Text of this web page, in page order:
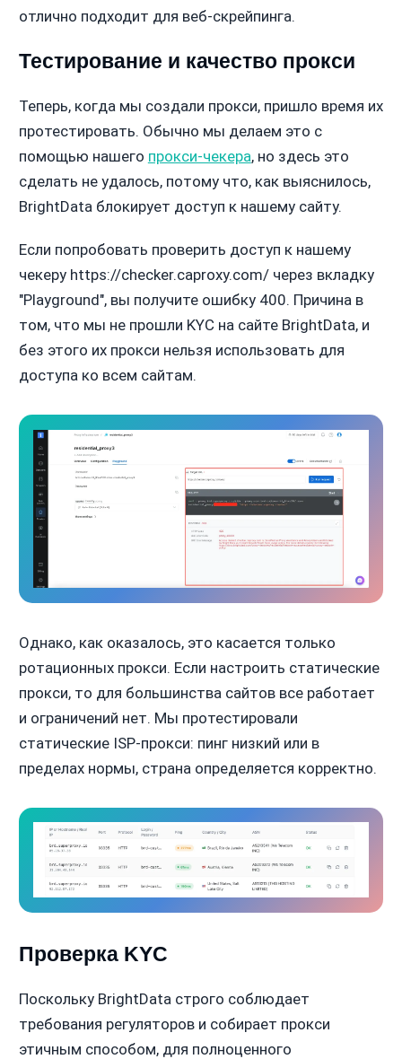
отлично подходит для веб-скрейпинга.
Тестирование и качество прокси
Теперь, когда мы создали прокси, пришло время их
протестировать. Обычно мы делаем это с
помощью нашего прокси-чекера, но здесь это
сделать не удалось, потому что, как выяснилось,
BrightData блокирует доступ к нашему сайту.
Если попробовать проверить доступ к нашему
чекеру https://checker.caproxy.com/ через вкладку
"Playground", вы получите ошибку 400. Причина в
том, что мы не прошли KYC на сайте BrightData, и
без этого их прокси нельзя использовать для
доступа ко всем сайтам.
Однако, как оказалось, это касается только
ротационных прокси. Если настроить статические
прокси, то для большинства сайтов все работает
и ограничений нет. Мы протестировали
статические ISP-прокси: пинг низкий или в
пределах нормы, страна определяется корректно.
Проверка KYC
Поскольку BrightData строго соблюдает
требования регуляторов и собирает прокси
этичным способом, для полноценного